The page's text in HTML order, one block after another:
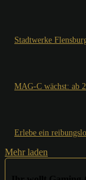
Stadtwerke
MAG-C wächst: ab
Erlebe ein
Mehr laden